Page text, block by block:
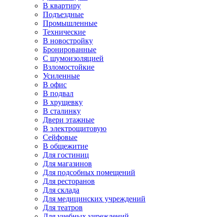
В квартиру
Подъездные
Промышленные
Технические
В новостройку
Бронированные
С шумоизоляцией
Взломостойкие
Усиленные
В офис
В подвал
В хрущевку
В сталинку
Двери этажные
В электрощитовую
Сейфовые
В общежитие
Для гостиниц
Для магазинов
Для подсобных помещений
Для ресторанов
Для склада
Для медицинских учреждений
Для театров